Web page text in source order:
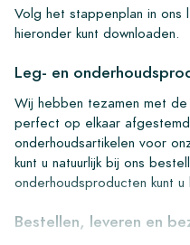
Volg het stappenplan in ons
hieronder kunt downloaden.
Leg- en
Wij hebben tezamen met de
perfect op elkaar
onderhoudsartikelen voor
kunt u natuurlijk bij ons
onderhoudsproducten kunt
Bestellen, leveren en